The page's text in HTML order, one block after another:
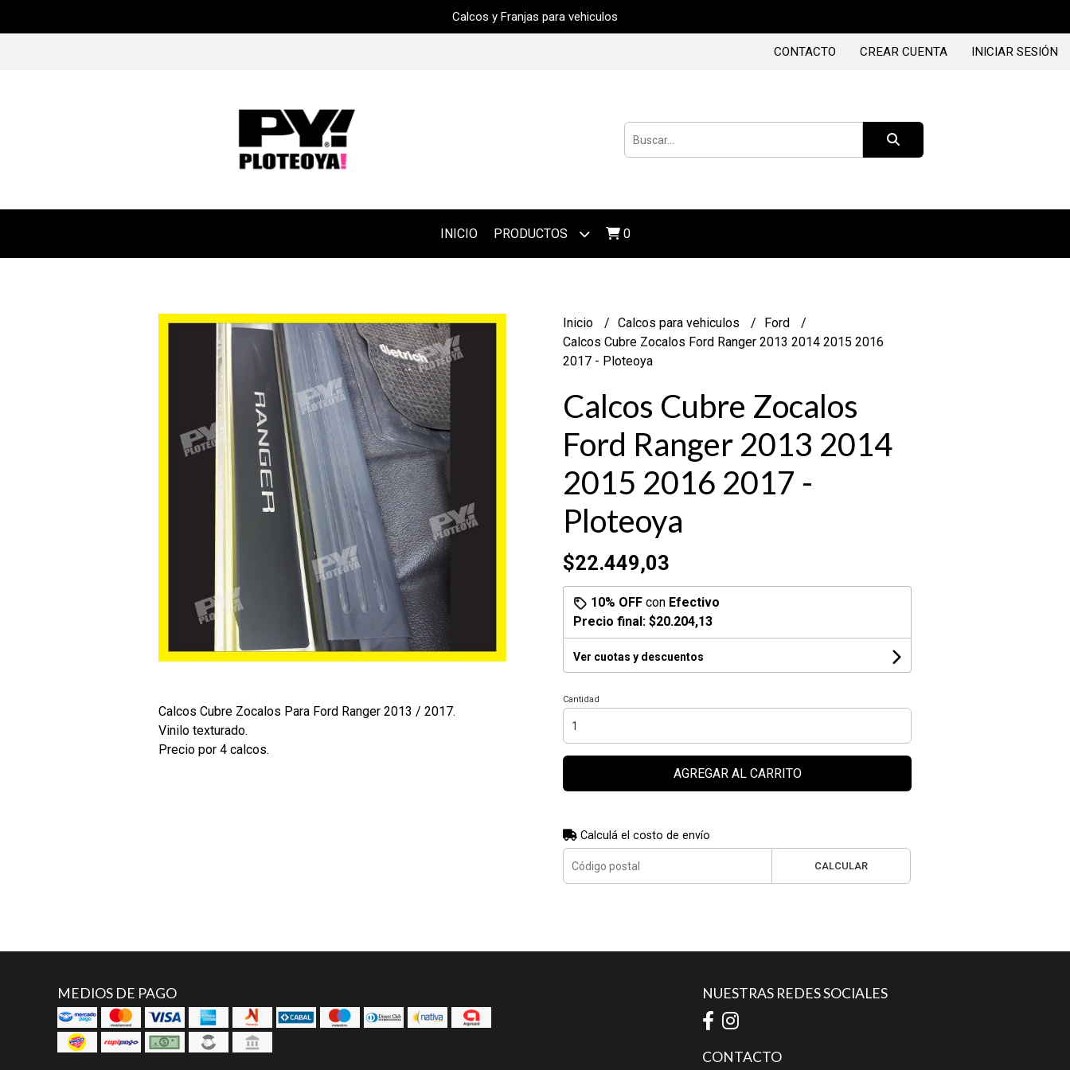
Calcos y Franjas para vehiculos
CONTACTO CREAR CUENTA INICIAR SESIÓN
INICIO PRODUCTOS 0
Calcos Cubre Zocalos Para Ford Ranger 2013 / 2017.
Vinilo texturado.
Precio por 4 calcos.
Inicio Calcos para vehiculos
Ford
Calcos Cubre Zocalos Ford Ranger 2013 2014 2015 2016
2017 - Ploteoya
Calcos Cubre Zocalos
Ford Ranger 2013 2014
2015 2016 2017 -
Ploteoya
$22.449,03
10% OFF con Efectivo
Precio final: $20.204,13
Ver cuotas y descuentos
Cantidad
AGREGAR AL CARRITO
Calculá el costo de envío
CALCULAR
MEDIOS DE PAGO NUESTRAS REDES SOCIALES
CONTACTO